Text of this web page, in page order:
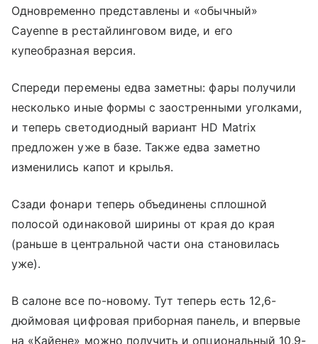
Одновременно представлены и «обычный»
Cayenne в рестайлинговом виде, и его
купеобразная версия.
Спереди перемены едва заметны: фары получили
несколько иные формы с заостренными уголками,
и теперь светодиодный вариант HD Matrix
предложен уже в базе. Также едва заметно
изменились капот и крылья.
Сзади фонари теперь объединены сплошной
полосой одинаковой ширины от края до края
(раньше в центральной части она становилась
уже).
В салоне все по-новому. Тут теперь есть 12,6-
дюймовая цифровая приборная панель, и впервые
на «Кайене» можно получить и опциональный 10,9-